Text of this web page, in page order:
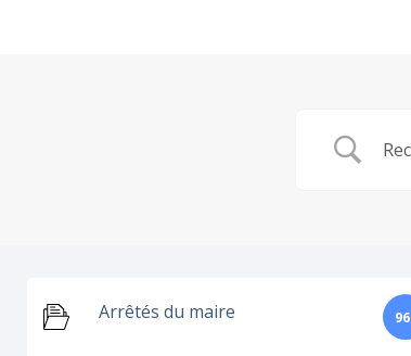
Arrêtés du maire